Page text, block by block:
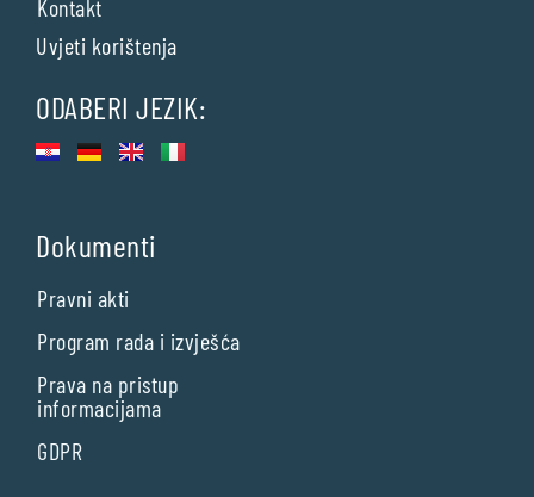
Kontakt
Uvjeti korištenja
ODABERI JEZIK:
Dokumenti
Pravni akti
Program rada i izvješća
Prava na pristup
informacijama
GDPR